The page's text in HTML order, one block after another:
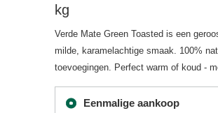
kg
Verde Mate Green Toasted is een
milde, karamelachtige smaak. 100%
toevoegingen. Perfect warm of koud -
Eenmalige aankoop